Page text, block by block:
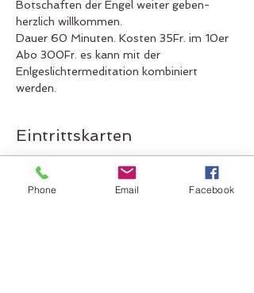
Botschaften der Engel weiter geben-
herzlich willkommen.
Dauer 60 Minuten. Kosten 35Fr. im 10er
Abo 300Fr. es kann mit der
Enlgeslichtermeditation kombiniert
werden.
Eintrittskarten
Verkauf beendet
Phone Email Facebook